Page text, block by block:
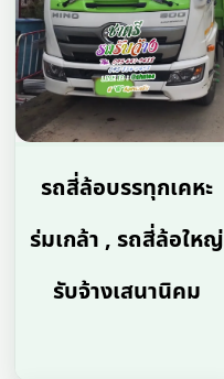
รถสี่ล้อบรรทุกเคหะ
ร่มเกล้า , รถสี่ล้อใหญ่
รับจ้างเสนานิคม